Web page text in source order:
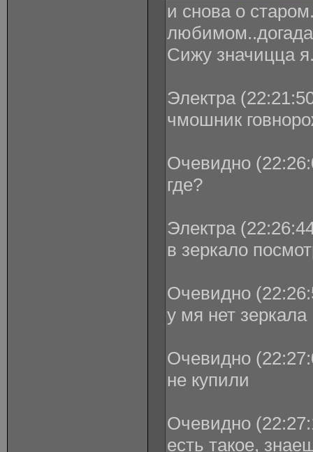
и снова о
Сижу значицца
Электра
чмошник
Очевидно
где?
Электра
в зеркало
Очевидно
у мя нет зеркала
Очевидно
не купили
Очевидно
есть такое,